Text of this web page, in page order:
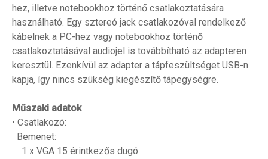
hez, illetve notebookhoz történő csatlakoztatására
használható. Egy sztereó jack csatlakozóval rendelkező
kábelnek a PC-hez vagy notebookhoz történő
csatlakoztatásával audiojel is továbbítható az adapteren
keresztül. Ezenkívül az adapter a tápfeszültséget USB-n
kapja, így nincs szükség kiegészítő tápegységre.
Műszaki adatok
• Csatlakozó:
Bemenet:
1 x VGA 15 érintkezős dugó